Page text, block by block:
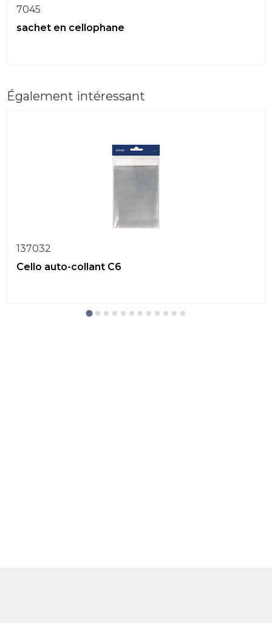
7045
sachet en cellophane
Également intéressant
137032
Cello auto-collant C6